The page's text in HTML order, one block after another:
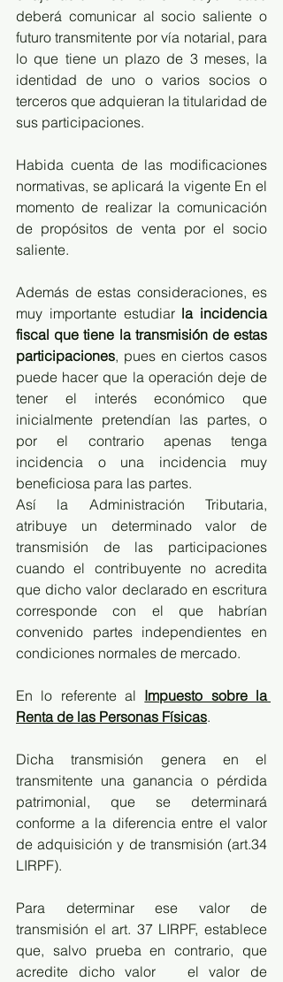
deberá comunicar al socio saliente o
futuro transmitente por vía notarial, para
lo que tiene un plazo de 3 meses, la
identidad de uno o varios socios o
terceros que adquieran la titularidad de
sus participaciones.
Habida cuenta de las modificaciones
normativas, se aplicará la vigente En el
momento de realizar la comunicación
de propósitos de venta por el socio
saliente.
Además de estas consideraciones, es
muy importante estudiar la incidencia
fiscal que tiene la transmisión de estas
participaciones, pues en ciertos casos
puede hacer que la operación deje de
tener el interés económico que
inicialmente pretendían las partes, o
por el contrario apenas tenga
incidencia o una incidencia muy
beneficiosa para las partes.
Así la Administración Tributaria,
atribuye un determinado valor de
transmisión de las participaciones
cuando el contribuyente no acredita
que dicho valor declarado en escritura
corresponde con el que habrían
convenido partes independientes en
condiciones normales de mercado.
En lo referente al Impuesto sobre la
Renta de las Personas Físicas.
Dicha transmisión genera en el
transmitente una ganancia o pérdida
patrimonial, que se determinará
conforme a la diferencia entre el valor
de adquisición y de transmisión (art.34
LIRPF).
Para determinar ese valor de
transmisión el art. 37 LIRPF, establece
que, salvo prueba en contrario, que
acredite dicho valor   el valor de